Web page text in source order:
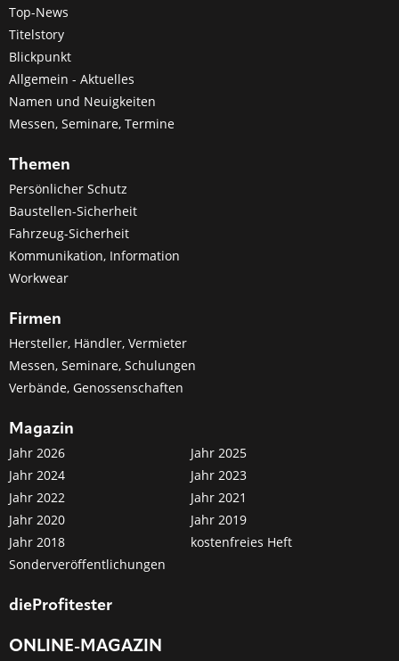
Top-News
Titelstory
Blickpunkt
Allgemein - Aktuelles
Namen und Neuigkeiten
Messen, Seminare, Termine
Themen
Persönlicher Schutz
Baustellen-Sicherheit
Fahrzeug-Sicherheit
Kommunikation, Information
Workwear
Firmen
Hersteller, Händler, Vermieter
Messen, Seminare, Schulungen
Verbände, Genossenschaften
Magazin
Jahr 2026
Jahr 2025
Jahr 2024
Jahr 2023
Jahr 2022
Jahr 2021
Jahr 2020
Jahr 2019
Jahr 2018
kostenfreies Heft
Sonderveröffentlichungen
dieProfitester
ONLINE-MAGAZIN